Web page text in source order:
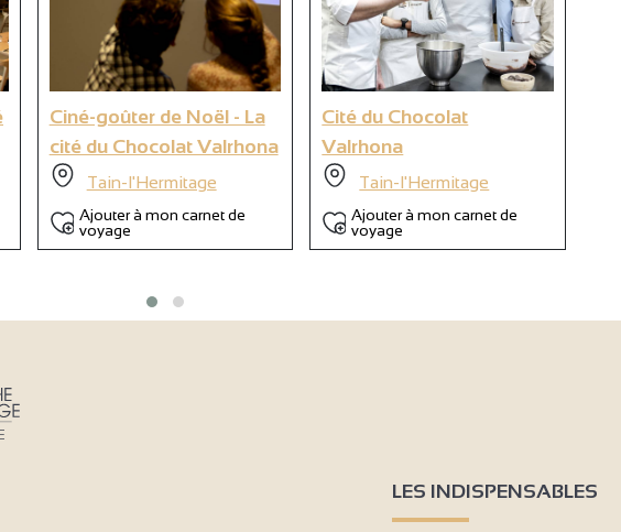
6
9
Ciné-goûter de Noël - La
cité du Chocolat Valrhona
Tain-l'Hermitage
Ajouter à mon carnet de
voyage
Cité du Chocolat
Valrhona
Tain-l'Hermitage
Ajouter à mon carnet de
voyage
LES INDISPENSABLES